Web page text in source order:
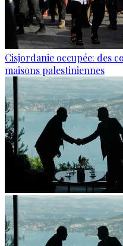
Cisjordanie occupée: des
maisons palestiniennes